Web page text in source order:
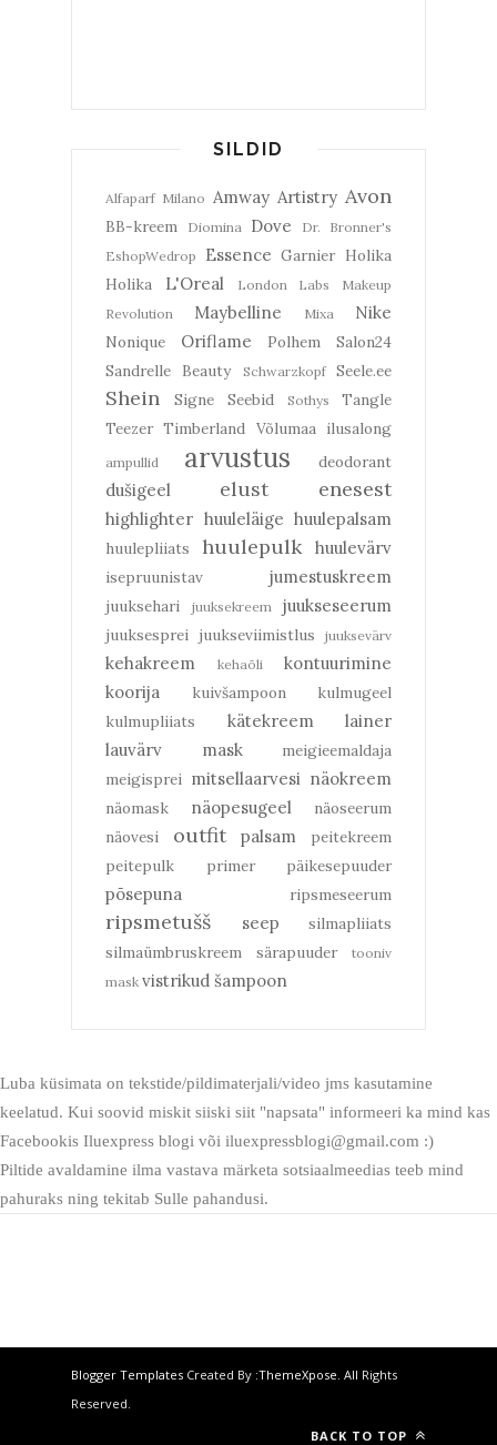
SILDID
Alfaparf Milano Amway Artistry Avon
BB-kreem Diomina Dove
Dr. Bronner's
EshopWedrop
Essence Garnier Holika
Holika
L'Oreal London Labs
Makeup
Revolution
Maybelline Mixa Nike
Nonique Oriflame Polhem
Salon24
Sandrelle Beauty
Schwarzkopf Seele.ee
Shein Signe Seebid Sothys
Tangle
Teezer Timberland Võlumaa ilusalong
ampullid arvustus deodorant
dušigeel elust enesest
highlighter huuleläige huulepalsam
huulepliiats huulepulk huulevärv
isepruunistav jumestuskreem
juuksehari juuksekreem juukseseerum
juuksesprei juukseviimistlus juuksevärv
kehakreem kehaõli
kontuurimine
koorija
kuivšampoon
kulmugeel
kulmupliiats
kätekreem
lainer
lauvärv
mask
meigieemaldaja
meigisprei mitsellaarvesi näokreem
näomask näopesugeel
näoseerum
näovesi
outfit palsam
peitekreem
peitepulk
primer päikesepuuder
põsepuna ripsmeseerum
ripsmetušš seep
silmapliiats
silmaümbruskreem
särapuuder
tooniv
mask vistrikud šampoon
Luba küsimata on tekstide/pildimaterjali/video jms kasutamine
keelatud. Kui soovid miskit siiski siit "napsata" informeeri ka mind kas
Facebookis Iluexpress blogi või iluexpressblogi@gmail.com :)
Piltide avaldamine ilma vastava märketa sotsiaalmeedias teeb mind
pahuraks ning tekitab Sulle pahandusi.
Blogger Templates Created By :ThemeXpose. All Rights
Reserved.
BACK TO TOP